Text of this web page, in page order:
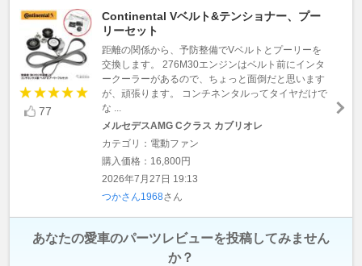
77
Continental Vベルト&テンショナー、プー
リーセット
距離の関係から、予防整備でVベルトとプーリーを
交換します。 276M30エンジンはベルト前にインタ
ークーラーがあるので、ちょっと面倒だと思います
が、頑張ります。 コンチネンタルってタイヤだけで
な ...
メルセデスAMG Cクラス カブリオレ
カテゴリ：電動ファン
購入価格：16,800円
2026年7月27日 19:13
つかさん1968さん
あなたの愛車のパーツレビューを投稿してみません
か？